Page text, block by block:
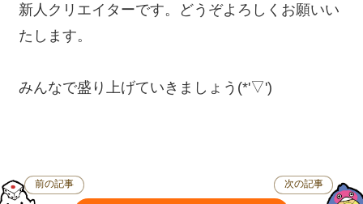
新人クリエイターです。どうぞよろしくお願いい
たします。
みんなで盛り上げていきましょう(*'▽')
前の記事 次の記事